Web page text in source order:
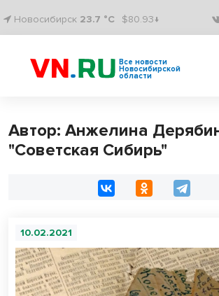
Новосибирск 23.7 °C $80.93↓
Все новости
Новосибирской
области
Автор: Анжелина
"Советская Сибирь"
10.02.2021